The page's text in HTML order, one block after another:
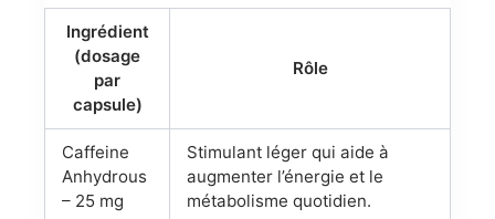
Ingrédient
(dosage
par
capsule)
Rôle
Caffeine
Anhydrous
– 25 mg
Stimulant léger qui aide à
augmenter l’énergie et le
métabolisme quotidien.